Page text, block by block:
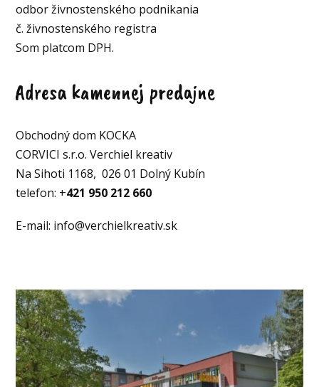
odbor živnostenského podnikania
č. živnostenského registra
Som platcom DPH.
Adresa kamennej predajne
Obchodný dom KOCKA
CORVICI s.r.o. Verchiel kreativ
Na Sihoti 1168, 026 01 Dolný Kubín
telefon: +421 950 212 660
E-mail: info@verchielkreativ.sk